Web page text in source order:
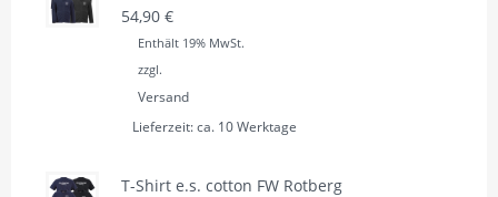
54,90 €
Enthält 19% MwSt.
zzgl.
Versand
Lieferzeit: ca. 10 Werktage
T-Shirt e.s. cotton FW Rotberg